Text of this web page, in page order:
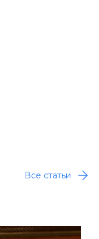
Все статьи